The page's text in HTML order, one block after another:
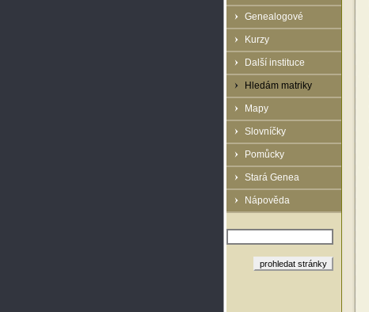
Genealogové
Kurzy
Další instituce
Hledám matriky
Mapy
Slovníčky
Pomůcky
Stará Genea
Nápověda